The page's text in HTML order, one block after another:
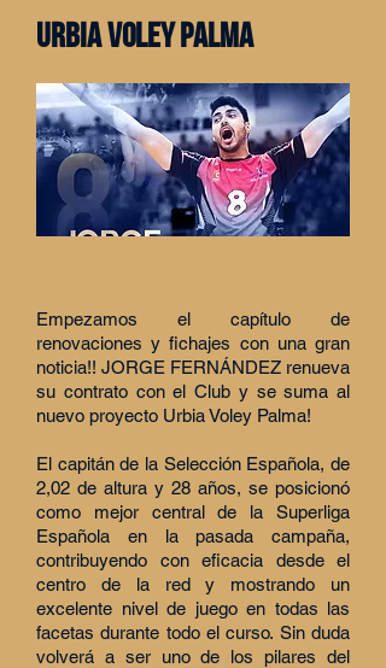
urbia voley palma
Empezamos el capítulo de
renovaciones y fichajes con una gran
noticia!! JORGE FERNÁNDEZ renueva
su contrato con el Club y se suma al
nuevo proyecto Urbia Voley Palma!
El capitán de la Selección Española, de
2,02 de altura y 28 años, se posicionó
como mejor central de la Superliga
Española en la pasada campaña,
contribuyendo con eficacia desde el
centro de la red y mostrando un
excelente nivel de juego en todas las
facetas durante todo el curso. Sin duda
volverá a ser uno de los pilares del